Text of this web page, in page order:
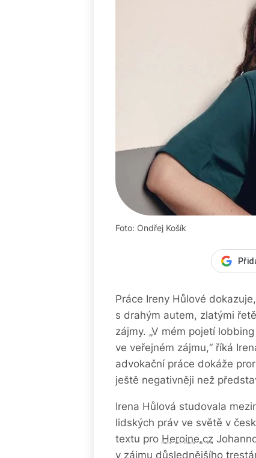
Foto: Ondřej Košík
Práce Ireny Hůlové
s drahým autem, zlatými
zájmy. „V mém pojetí
ve veřejném zájmu,“ říká
advokační práce dokáže
ještě negativněji než
Irena Hůlová studovala
lidských práv ve světě v
textu pro Heroine.cz
v zájmu důslednějšího